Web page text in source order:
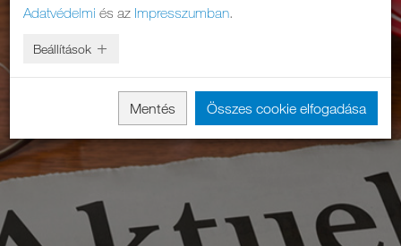
Adatvédelmi és az Impresszumban.
Beállítások
Mentés Összes cookie elfogadása